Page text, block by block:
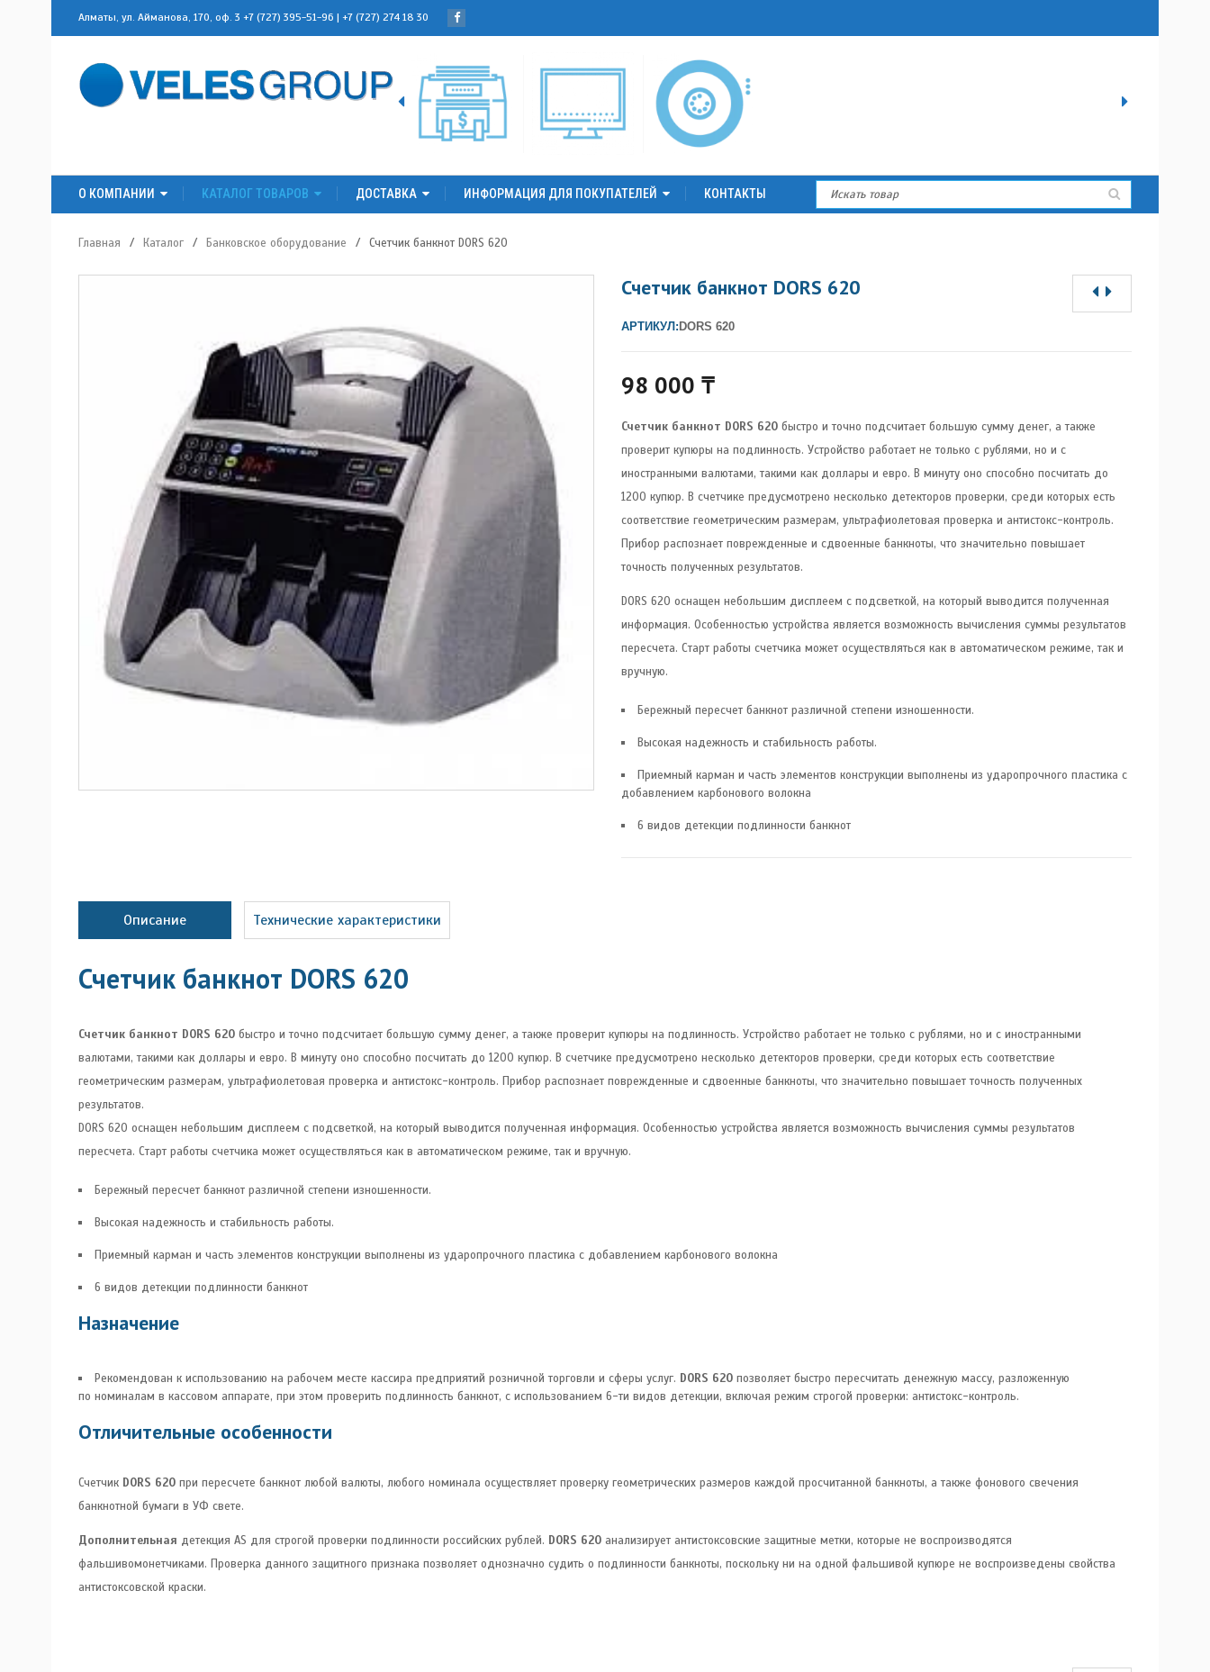
Алматы, ул. Айманова, 170, оф. 3 +7 (727) 395-51-96 | +7 (727) 274 18 30
О КОМПАНИИ КАТАЛОГ ТОВАРОВ ДОСТАВКА ИНФОРМАЦИЯ ДЛЯ ПОКУПАТЕЛЕЙ КОНТАКТЫ
Главная / Каталог / Банковское оборудование / Счетчик банкнот DORS 620
Счетчик банкнот DORS 620
АРТИКУЛ:DORS 620
98 000₸
Счетчик банкнот DORS 620быстро и точно подсчитает большую сумму денег, а также
проверит купюры на подлинность. Устройство работает не только с рублями, но и с
иностранными валютами, такими как доллары и евро. В минуту оно способно посчитать до
1200 купюр. В счетчике предусмотрено несколько детекторов проверки, среди которых есть
соответствие геометрическим размерам, ультрафиолетовая проверка и антистокс-контроль.
Прибор распознает поврежденные и сдвоенные банкноты, что значительно повышает
точность полученных результатов.
DORS 620 оснащен небольшим дисплеем с подсветкой, на который выводится полученная
информация. Особенностью устройства является возможность вычисления суммы результатов
пересчета. Старт работы счетчика может осуществляться как в автоматическом режиме, так и
вручную.
Бережный пересчет банкнот различной степени изношенности.
Высокая надежность и стабильность работы.
Приемный карман и часть элементов конструкции выполнены из ударопрочного пластика с
добавлением карбонового волокна
6 видов детекции подлинности банкнот
Описание Технические характеристики
Счетчик банкнот DORS 620
Счетчик банкнот DORS 620 быстро и точно подсчитает большую сумму денег, а также проверит купюры на подлинность. Устройство работает не только с рублями, но и с иностранными
валютами, такими как доллары и евро. В минуту оно способно посчитать до 1200 купюр. В счетчике предусмотрено несколько детекторов проверки, среди которых есть соответствие
геометрическим размерам, ультрафиолетовая проверка и антистокс-контроль. Прибор распознает поврежденные и сдвоенные банкноты, что значительно повышает точность полученных
результатов.
DORS 620 оснащен небольшим дисплеем с подсветкой, на который выводится полученная информация. Особенностью устройства является возможность вычисления суммы результатов
пересчета. Старт работы счетчика может осуществляться как в автоматическом режиме, так и вручную.
Бережный пересчет банкнот различной степени изношенности.
Высокая надежность и стабильность работы.
Приемный карман и часть элементов конструкции выполнены из ударопрочного пластика с добавлением карбонового волокна
6 видов детекции подлинности банкнот
Назначение
Рекомендован к использованию на рабочем месте кассира предприятий розничной торговли и сферы услуг. DORS 620 позволяет быстро пересчитать денежную массу, разложенную
по номиналам в кассовом аппарате, при этом проверить подлинность банкнот, c использованием 6-ти видов детекции, включая режим строгой проверки: антистокс-контроль.
Отличительные особенности
Счетчик DORS 620 при пересчете банкнот любой валюты, любого номинала осуществляет проверку геометрических размеров каждой просчитанной банкноты, а также фонового свечения
банкнотной бумаги в УФ свете.
Дополнительная детекция AS для строгой проверки подлинности российских рублей. DORS 620 анализирует антистоксовские защитные метки, которые не воспроизводятся
фальшивомонетчиками. Проверка данного защитного признака позволяет однозначно судить о подлинности банкноты, поскольку ни на одной фальшивой купюре не воспроизведены свойства
антистоксовской краски.